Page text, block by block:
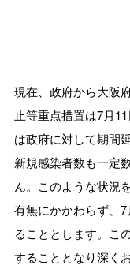
現在、政府から大阪
止等重点措置は7月
は政府に対して期間
新規感染者数も一定
ん。このような状況
有無にかかわらず、
ることとします。こ
することとなり深く